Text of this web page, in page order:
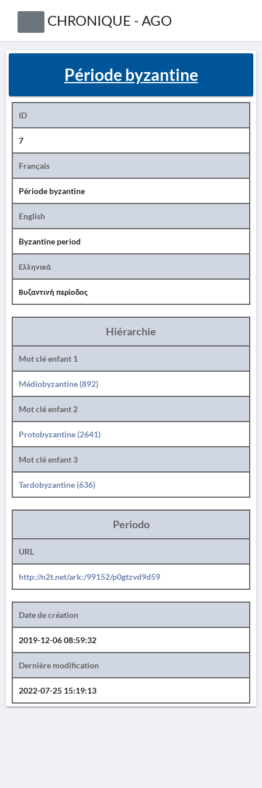
CHRONIQUE - AGO
Période byzantine
ID
7
Français
Période byzantine
English
Byzantine period
Ελληνικά
Βυζαντινή περίοδος
Hiérarchie
Mot clé enfant 1
Médiobyzantine (892)
Mot clé enfant 2
Protobyzantine (2641)
Mot clé enfant 3
Tardobyzantine (636)
Periodo
URL
http://n2t.net/ark:/99152/p0gtzvd9d59
Date de création
2019-12-06 08:59:32
Dernière modification
2022-07-25 15:19:13